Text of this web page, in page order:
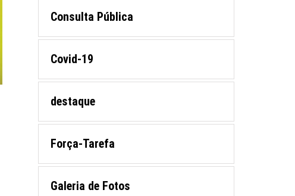
Consulta Pública
Covid-19
destaque
Força-Tarefa
Galeria de Fotos